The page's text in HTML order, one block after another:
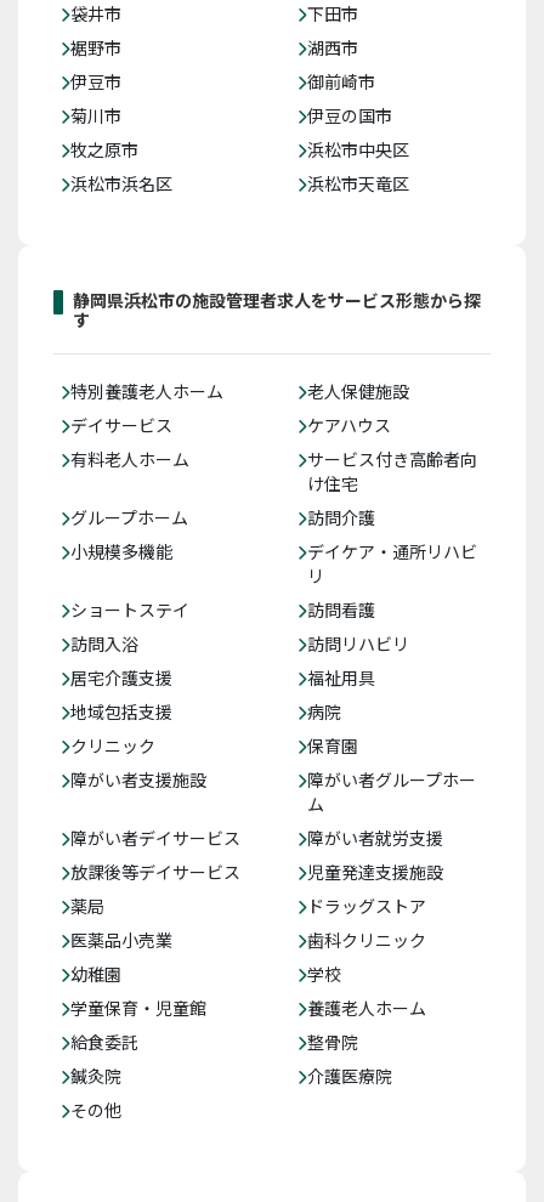
袋井市
下田市
裾野市
湖西市
伊豆市
御前崎市
菊川市
伊豆の国市
牧之原市
浜松市中央区
浜松市浜名区
浜松市天竜区
静岡県浜松市の施設管理者求人をサービス形態から探
す
特別養護老人ホーム
老人保健施設
デイサービス
ケアハウス
有料老人ホーム
サービス付き高齢者向
け住宅
グループホーム
訪問介護
小規模多機能
デイケア・通所リハビ
リ
ショートステイ
訪問看護
訪問入浴
訪問リハビリ
居宅介護支援
福祉用具
地域包括支援
病院
クリニック
保育園
障がい者支援施設
障がい者グループホー
ム
障がい者デイサービス
障がい者就労支援
放課後等デイサービス
児童発達支援施設
薬局
ドラッグストア
医薬品小売業
歯科クリニック
幼稚園
学校
学童保育・児童館
養護老人ホーム
給食委託
整骨院
鍼灸院
介護医療院
その他